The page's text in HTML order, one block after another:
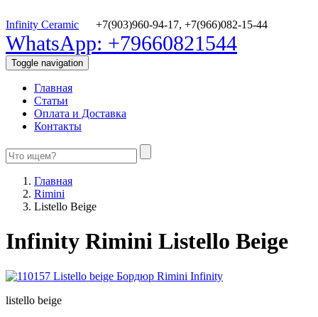
Infinity Ceramic +7(903)960-94-17, +7(966)082-15-44
WhatsApp: +79660821544
Toggle navigation
Главная
Статьи
Оплата и Доставка
Контакты
Главная
Rimini
Listello Beige
Infinity Rimini Listello Beige
listello beige